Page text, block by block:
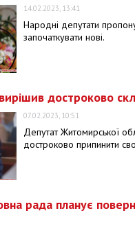
14.02.2023, 13:41
Народні депутати
започаткувати нові.
достроково
07.02.2023, 10:51
Депутат Житомирської
достроково припинити
рада планує